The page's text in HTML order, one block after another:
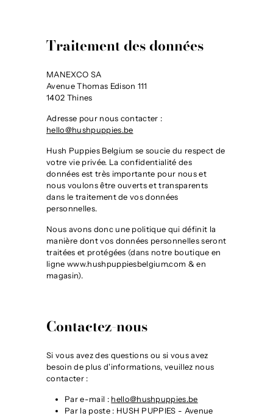
Traitement des données
MANEXCO SA
Avenue Thomas Edison 111
1402 Thines
Adresse pour nous contacter :
hello@hushpuppies.be
Hush Puppies Belgium se soucie du respect de
votre vie privée. La confidentialité des
données est très importante pour nous et
nous voulons être ouverts et transparents
dans le traitement de vos données
personnelles.
Nous avons donc une politique qui définit la
manière dont vos données personnelles seront
traitées et protégées (dans notre boutique en
ligne www.hushpuppiesbelgium.com & en
magasin).
Contactez-nous
Si vous avez des questions ou si vous avez
besoin de plus d'informations, veuillez nous
contacter :
Par e-mail : hello@hushpuppies.be
Par la poste : HUSH PUPPIES - Avenue